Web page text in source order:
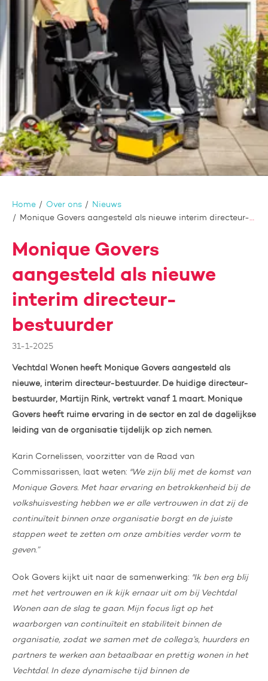
Home Over ons
Nieuws
Monique Govers aangesteld als nieuwe interim directeur-bestuurder
Monique Govers
aangesteld als nieuwe
interim directeur-
bestuurder
31-1-2025
Vechtdal Wonen heeft Monique Govers aangesteld als
nieuwe, interim directeur-bestuurder. De huidige directeur-
bestuurder, Martijn Rink, vertrekt vanaf 1 maart. Monique
Govers heeft ruime ervaring in de sector en zal de dagelijkse
leiding van de organisatie tijdelijk op zich nemen.
Karin Cornelissen, voorzitter van de Raad van
Commissarissen, laat weten: "We zijn blij met de komst van
Monique Govers. Met haar ervaring en betrokkenheid bij de
volkshuisvesting hebben we er alle vertrouwen in dat zij de
continuïteit binnen onze organisatie borgt en de juiste
stappen weet te zetten om onze ambities verder vorm te
geven.”
Ook Govers kijkt uit naar de samenwerking: "Ik ben erg blij
met het vertrouwen en ik kijk ernaar uit om bij Vechtdal
Wonen aan de slag te gaan. Mijn focus ligt op het
waarborgen van continuïteit en stabiliteit binnen de
organisatie, zodat we samen met de collega’s, huurders en
partners te werken aan betaalbaar en prettig wonen in het
Vechtdal. In deze dynamische tijd binnen de